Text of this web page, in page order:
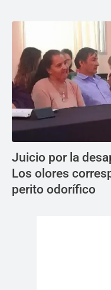
Juicio por la
Los olores
perito odorífico